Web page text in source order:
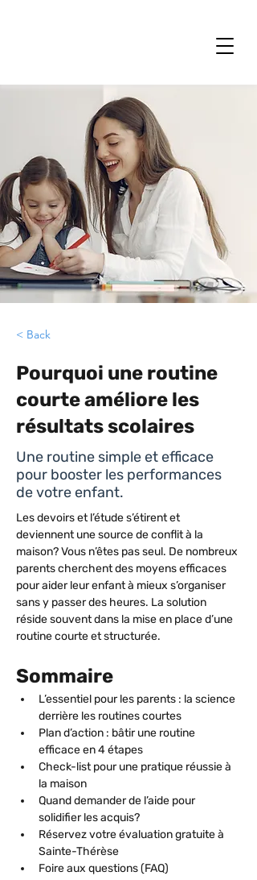
< Back
Pourquoi une routine
courte améliore les
résultats scolaires
Une routine simple et efficace
pour booster les performances
de votre enfant.
Les devoirs et l’étude s’étirent et
deviennent une source de conflit à la
maison? Vous n’êtes pas seul. De nombreux
parents cherchent des moyens efficaces
pour aider leur enfant à mieux s’organiser
sans y passer des heures. La solution
réside souvent dans la mise en place d’une
routine courte et structurée.
Sommaire
L’essentiel pour les parents : la science
derrière les routines courtes
Plan d’action : bâtir une routine
efficace en 4 étapes
Check-list pour une pratique réussie à
la maison
Quand demander de l’aide pour
solidifier les acquis?
Réservez votre évaluation gratuite à
Sainte-Thérèse
Foire aux questions (FAQ)